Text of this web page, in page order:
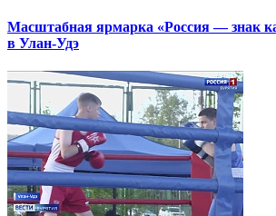
Масштабная ярмарка «Россия — знак
в Улан-Удэ